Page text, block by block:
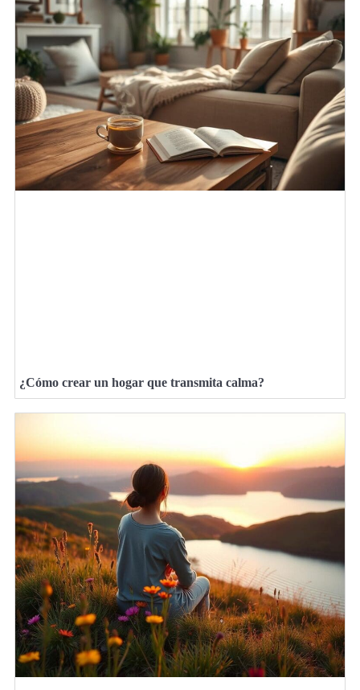
¿Cómo crear un hogar que transmita calma?